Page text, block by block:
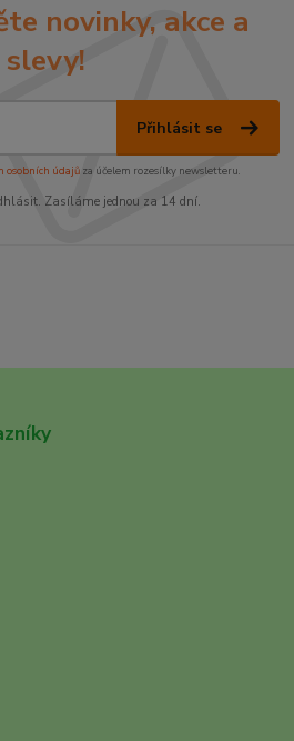
novinky, akce a
slevy!
Přihlásit se
osobních údajůza účelem rozesílky newsletteru.
Zasíláme jednou za 14 dní.